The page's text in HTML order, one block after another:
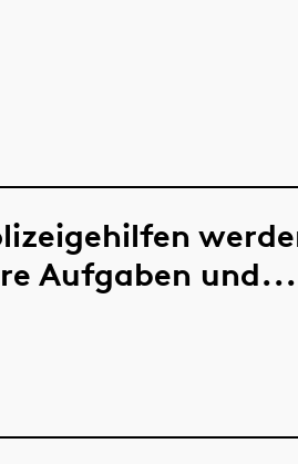
Aufgaben und...